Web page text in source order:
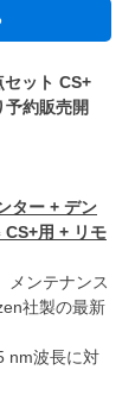
ット CS+
約販売開
ター + デン
用 + リモ
メンテナンス
社製の最新
nm波長に対